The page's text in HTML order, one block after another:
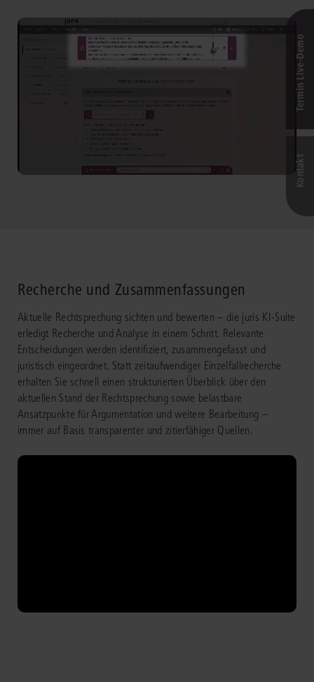
Recherche und Zusammenfassungen
Aktuelle Rechtsprechung sichten und bewerten – die juris KI-Suite
erledigt Recherche und Analyse in einem Schritt. Relevante
Entscheidungen werden identifiziert, zusammengefasst und
juristisch eingeordnet. Statt zeitaufwendiger Einzelfallrecherche
erhalten Sie schnell einen strukturierten Überblick über den
aktuellen Stand der Rechtsprechung sowie belastbare
Ansatzpunkte für Argumentation und weitere Bearbeitung –
immer auf Basis transparenter und zitierfähiger Quellen.
Termin Live-Demo
Kontakt